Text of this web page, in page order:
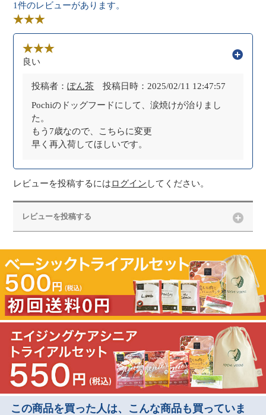
1件のレビューがあります。
良い
投稿者：ぽん茶 投稿日時：2025/02/11 12:47:57
Pochiのドッグフードにして、涙焼けが治りまし
た。
もう7歳なので、こちらに変更
早く再入荷してほしいです。
レビューを投稿するにはログイン してください。
レビューを投稿する
この商品を買った人は、こんな商品も買っていま